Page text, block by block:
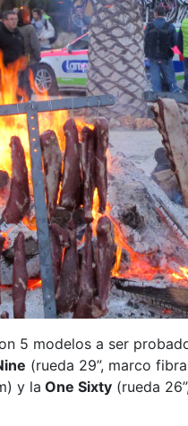
5 modelos a ser
(rueda 29”, marco
y la One Sixty (rueda